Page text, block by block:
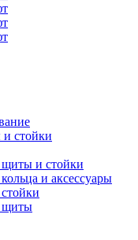
стойки
щиты и стойки
и аксессуары
щиты